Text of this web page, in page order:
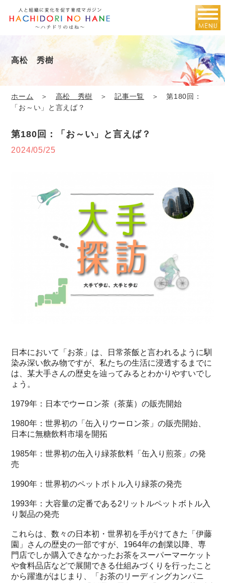
高松 秀樹
ホーム ＞ 高松 秀樹 ＞記事一覧 ＞ 第180回：
「お～い」と言えば？
第180回：「お～い」と言えば？
2024/05/25
日本において「お茶」は、日常茶飯と言われるように馴
染み深い飲み物ですが、私たちの生活に浸透するまでに
は、某大手さんの歴史を辿ってみるとわかりやすいでし
ょう。
1979年：日本でウーロン茶（茶葉）の販売開始
1980年：世界初の「缶入りウーロン茶」の販売開始、
日本に無糖飲料市場を開拓
1985年：世界初の缶入り緑茶飲料「缶入り煎茶」の発
売
1990年：世界初のペットボトル入り緑茶の発売
1993年：大容量の定番である2リットルペットボトル入
り製品の発売
これらは、数々の日本初・世界初を手がけてきた「伊藤
園」さんの歴史の一部ですが、1964年の創業以降、専
門店でしか購入できなかったお茶をスーパーマーケット
や食料品店などで展開できる仕組みづくりを行ったこと
から躍進がはじまり、「お茶のリーディングカンパニ